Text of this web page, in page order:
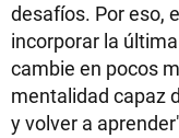
desafíos. Por eso,
incorporar la
cambie en pocos
mentalidad capaz
y volver a